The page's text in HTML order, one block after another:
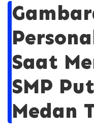
Saat
SMP
Medan